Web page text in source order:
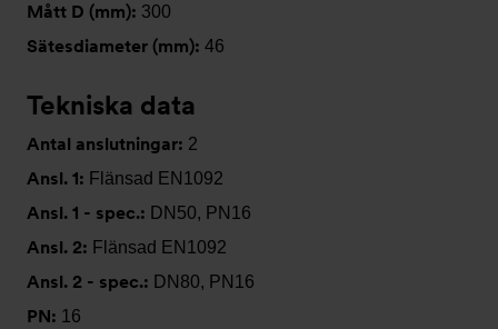
Mått D (mm): 300
Sätesdiameter (mm): 46
Tekniska data
Antal anslutningar: 2
Ansl. 1: Flänsad EN1092
Ansl. 1 - spec.: DN50, PN16
Ansl. 2: Flänsad EN1092
Ansl. 2 - spec.: DN80, PN16
PN: 16